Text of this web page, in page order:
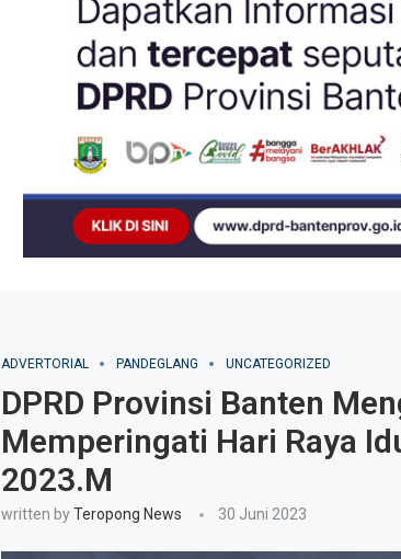
ADVERTORIAL PANDEGLANG UNCATEGORIZED
DPRD Provinsi Banten
Memperingati Hari Raya
2023.M
written byTeropong News 30 Juni 2023